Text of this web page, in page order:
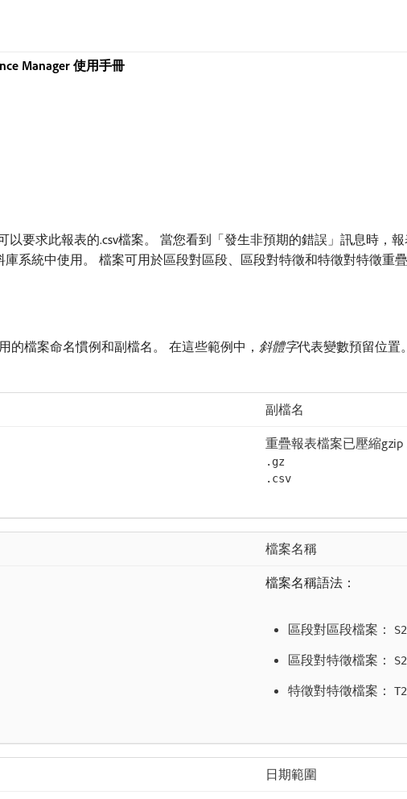
Manager 使用手冊
以要求此報表的.csv檔案。 當您看到「發生非預期的錯誤」訊息時，
系統中使用。 檔案可用於區段對區段、區段對特徵和特徵對特徵重疊
的檔案命名慣例和副檔名。 在這些範例中， 斜體字​代表變數預留位置。
副檔名
重疊報表檔案已壓縮
.gz
.csv
檔案名稱
檔案名稱語法：
區段對區段檔案：
區段對特徵檔案：
特徵對特徵檔案：
日期範圍